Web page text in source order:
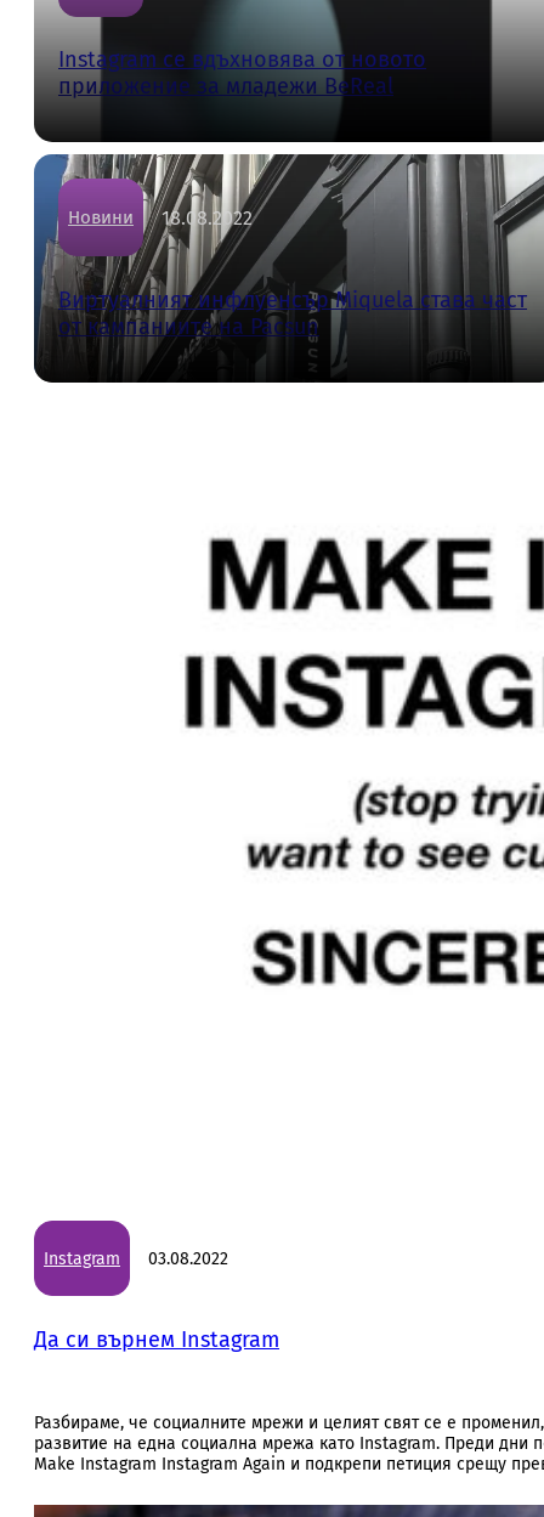
Instagram се вдъхновява от новото
приложение за младежи BeReal
Новини 18.08.2022
Виртуалният инфлуенсър Miquela става част
от кампаниите на Pacsun
Instagram 03.08.2022
Да си върнем Instagram
Разбираме, че социалните мрежи и целият свят се е
развитие на една социална мрежа като Instagram. Преди дни
Make Instagram Instagram Again и подкрепи петиция срещу